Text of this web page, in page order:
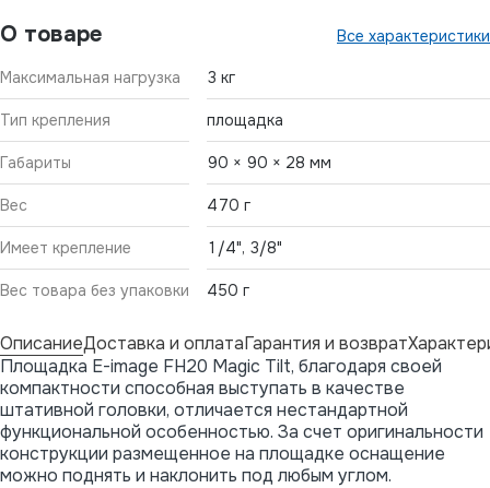
О товаре Все характеристики
Максимальная нагрузка 3 кг
Тип крепления площадка
Габариты 90 × 90 × 28 мм
Вес 470 г
Имеет крепление 1/4", 3/8"
Вес товара без упаковки 450 г
ОписаниеДоставка и оплатаГарантия и возврат
Площадка E-image FH20 Magic Tilt, благодаря своей
компактности способная выступать в качестве
штативной головки, отличается нестандартной
функциональной особенностью. За счет оригинальности
конструкции размещенное на площадке оснащение
можно поднять и наклонить под любым углом.